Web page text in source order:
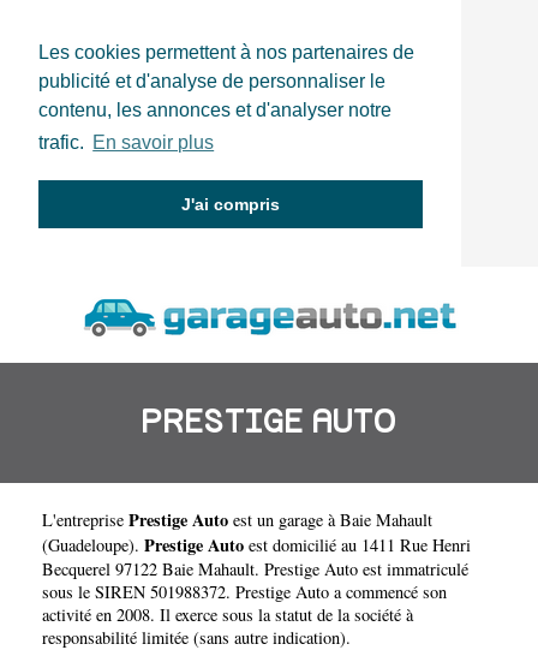
Les cookies permettent à nos partenaires de
publicité et d'analyse de personnaliser le
contenu, les annonces et d'analyser notre
trafic. En savoir plus
J'ai compris
PRESTIGE AUTO
L'entreprise Prestige Auto est un garage à Baie Mahault
(Guadeloupe). Prestige Auto est domicilié au 1411 Rue Henri
Becquerel 97122 Baie Mahault. Prestige Auto est immatriculé
sous le SIREN 501988372. Prestige Auto a commencé son
activité en 2008. Il exerce sous la statut de la société à
responsabilité limitée (sans autre indication).